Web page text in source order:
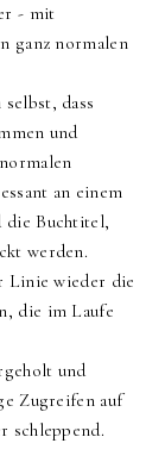
- mit
ganz normalen
dass
und
an einem
die Buchtitel,
werden.
Linie wieder die
die im Laufe
und
Zugreifen auf
schleppend.